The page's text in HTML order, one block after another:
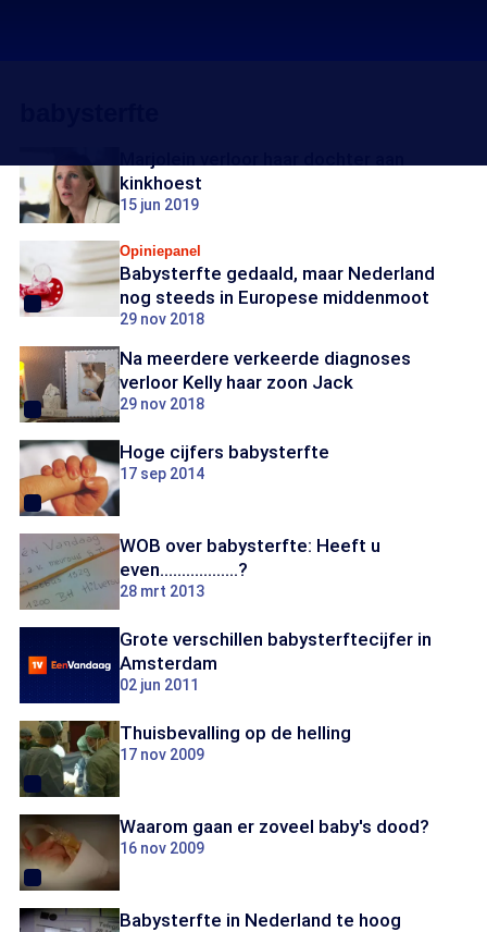
kinkhoest
15 jun 2019
Opiniepanel
Babysterfte gedaald, maar Nederland
nog steeds in Europese middenmoot
29 nov 2018
Na meerdere verkeerde diagnoses
verloor Kelly haar zoon Jack
29 nov 2018
Hoge cijfers babysterfte
17 sep 2014
WOB over babysterfte: Heeft u
even..................?
28 mrt 2013
Grote verschillen babysterftecijfer in
Amsterdam
02 jun 2011
Thuisbevalling op de helling
17 nov 2009
Waarom gaan er zoveel baby's dood?
16 nov 2009
Babysterfte in Nederland te hoog